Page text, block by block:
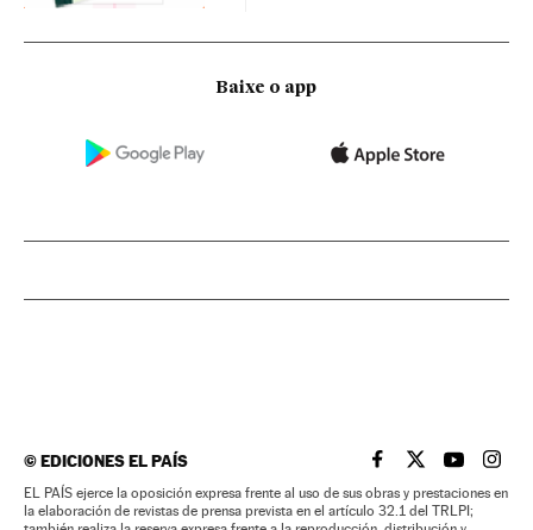
Baixe o app
©EDICIONES EL PAÍS EL PAÍS BRASIL EN
EL PAÍSEL PAÍS
EL
EL PAÍS ejerce la oposición expresa frente al uso de sus obras y prestaciones en
la elaboración de revistas de prensa prevista en el artículo 32.1 del TRLPI;